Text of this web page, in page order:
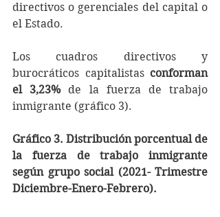
directivos o gerenciales del capital o
el Estado.
Los cuadros directivos y
burocráticos capitalistas conforman
el 3,23% de la fuerza de trabajo
inmigrante (gráfico 3).
Gráfico 3. Distribución porcentual de
la fuerza de trabajo inmigrante
según grupo social (2021- Trimestre
Diciembre-Enero-Febrero).